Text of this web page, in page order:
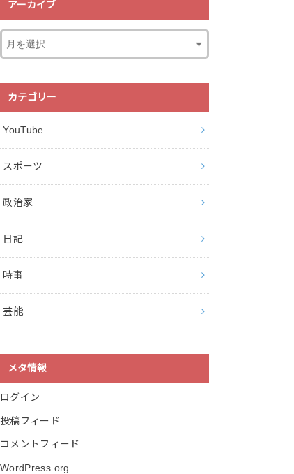
アーカイブ
カテゴリー
YouTube
スポーツ
政治家
日記
時事
芸能
メタ情報
ログイン
投稿フィード
コメントフィード
WordPress.org